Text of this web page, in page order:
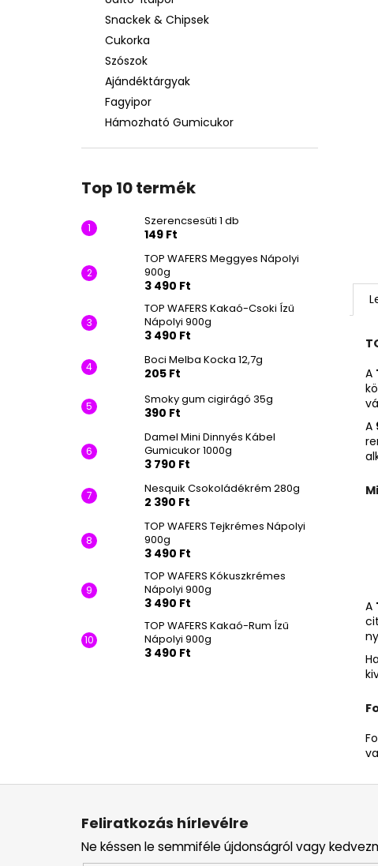
Snackek & Chipsek
Cukorka
Szószok
Ajándéktárgyak
Fagyipor
Hámozható Gumicukor
Top 10 termék
Szerencsesüti 1 db
149 Ft
TOP WAFERS Meggyes Nápolyi
900g
3 490 Ft
TOP WAFERS Kakaó-Csoki Ízű
Nápolyi 900g
3 490 Ft
Boci Melba Kocka 12,7g
205 Ft
Smoky gum cigirágó 35g
390 Ft
Damel Mini Dinnyés Kábel
Gumicukor 1000g
3 790 Ft
Nesquik Csokoládékrém 280g
2 390 Ft
TOP WAFERS Tejkrémes Nápolyi
900g
3 490 Ft
TOP WAFERS Kókuszkrémes
Nápolyi 900g
3 490 Ft
TOP WAFERS Kakaó-Rum Ízű
Nápolyi 900g
3 490 Ft
A
A
A
SZERENCSESÜTI 1 DB
149 Ft
Feliratkozás hírlevélre
Ne késsen le semmiféle újdonságról vagy